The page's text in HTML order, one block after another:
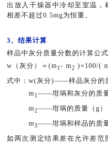
出放入干燥器中冷却至室温
相差不超过0.5mg为恒重。
3、结果计算
样品中灰分质量分数的计算公式
w（灰分）＝(m1- m2 )×100/(
式中：w(灰分)——样品灰分的
m1——坩埚和灰分的质量
m2——坩埚的质量（g）
m3——坩埚和样品的质量
如两次测定结果差在允许差范